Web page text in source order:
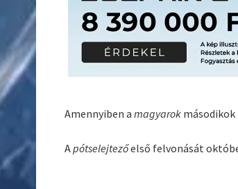
Amennyiben amagyarok
Apótselejtezőelső felvonását